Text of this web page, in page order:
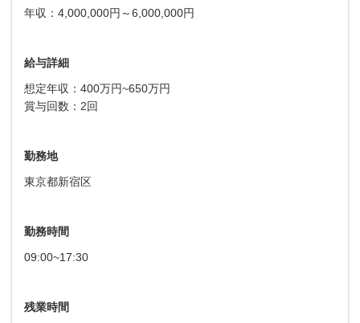
年収：4,000,000円～6,000,000円
給与詳細
想定年収：400万円~650万円
賞与回数：2回
勤務地
東京都新宿区
勤務時間
09:00~17:30
残業時間